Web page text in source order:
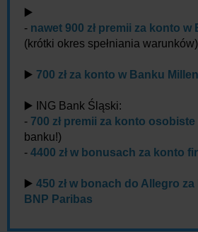
▶️
- nawet 900 zł premii za konto w
(krótki okres spełniania warunków)
▶️ 700 zł za konto w Banku
▶️ ING Bank Śląski:
- 700 zł premii za konto osobiste
banku!)
- 4400 zł w bonusach za konto
▶️ 450 zł w bonach do Allegro
BNP Paribas